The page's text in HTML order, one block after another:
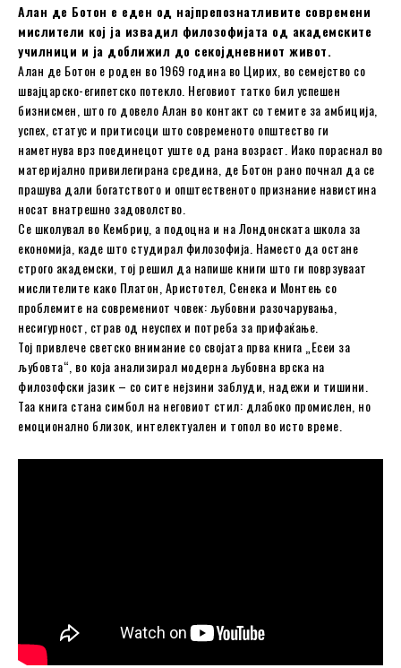
Алан де Ботон е еден од најпрепознатливите современи
мислители кој ја извадил филозофијата од академските
училници и ја доближил до секојдневниот живот.
Алан де Ботон е роден во 1969 година во Цирих, во семејство со
швајцарско-египетско потекло. Неговиот татко бил успешен
бизнисмен, што го довело Алан во контакт со темите за амбиција,
успех, статус и притисоци што современото општество ги
наметнува врз поединецот уште од рана возраст. Иако пораснал во
материјално привилегирана средина, де Ботон рано почнал да се
прашува дали богатството и општественото признание навистина
носат внатрешно задоволство.
Се школувал во Кембриџ, а подоцна и на Лондонската школа за
економија, каде што студирал филозофија. Наместо да остане
строго академски, тој решил да напише книги што ги поврзуваат
мислителите како Платон, Аристотел, Сенека и Монтењ со
проблемите на современиот човек: љубовни разочарувања,
несигурност, страв од неуспех и потреба за прифаќање.
Тој привлече светско внимание со својата прва книга „Есеи за
љубовта“, во која анализирал модерна љубовна врска на
филозофски јазик – со сите нејзини заблуди, надежи и тишини.
Таа книга стана симбол на неговиот стил: длабоко промислен, но
емоционално близок, интелектуален и топол во исто време.